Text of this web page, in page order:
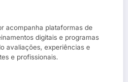
acompanha plataformas de
digitais e programas
avaliações, experiências e
e profissionais.